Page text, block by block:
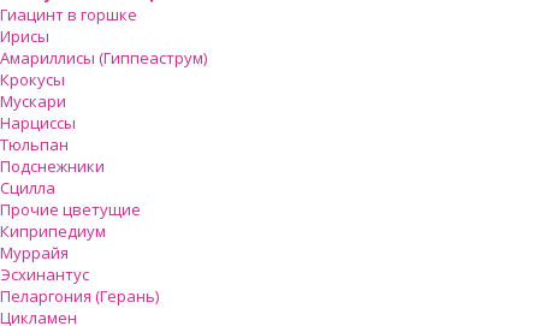
Гиацинт в горшке
Ирисы
Амариллисы (Гиппеаструм)
Крокусы
Мускари
Нарциссы
Тюльпан
Подснежники
Сцилла
Прочие цветущие
Киприпедиум
Муррайя
Эсхинантус
Пеларгония (Герань)
Цикламен